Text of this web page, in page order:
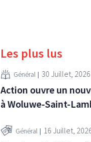
Les plus lus
Général 30 Juillet, 2026
Action ouvre un
à Woluwe-Saint-
Général 16 Juillet,